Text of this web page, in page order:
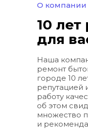
О компании
10 лет
для
Наша
ремонт
городе 10
репутацией
работу
об этом
множество
и